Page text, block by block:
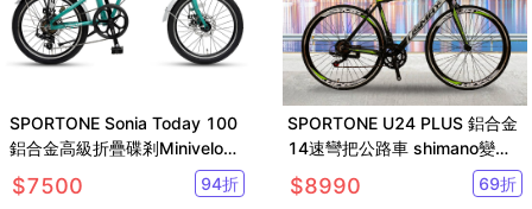
SPORTONE Sonia Today 100
鋁合金高級折疊碟剎Minivelo自
行車
$7500 94折
SPORTONE U24 PLUS 鋁合金
14速彎把公路車 shimano變速
系統
$8990 69折